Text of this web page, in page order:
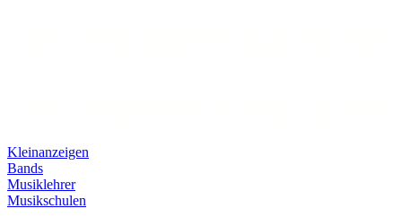
Kleinanzeigen
Bands
Musiklehrer
Musikschulen